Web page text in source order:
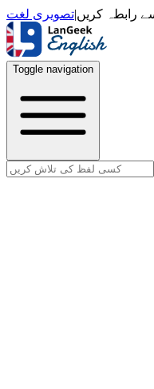
رابطہ کریں|تصویری لغت
Toggle navigation